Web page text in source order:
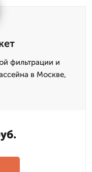
фильтрации и
в Москве,